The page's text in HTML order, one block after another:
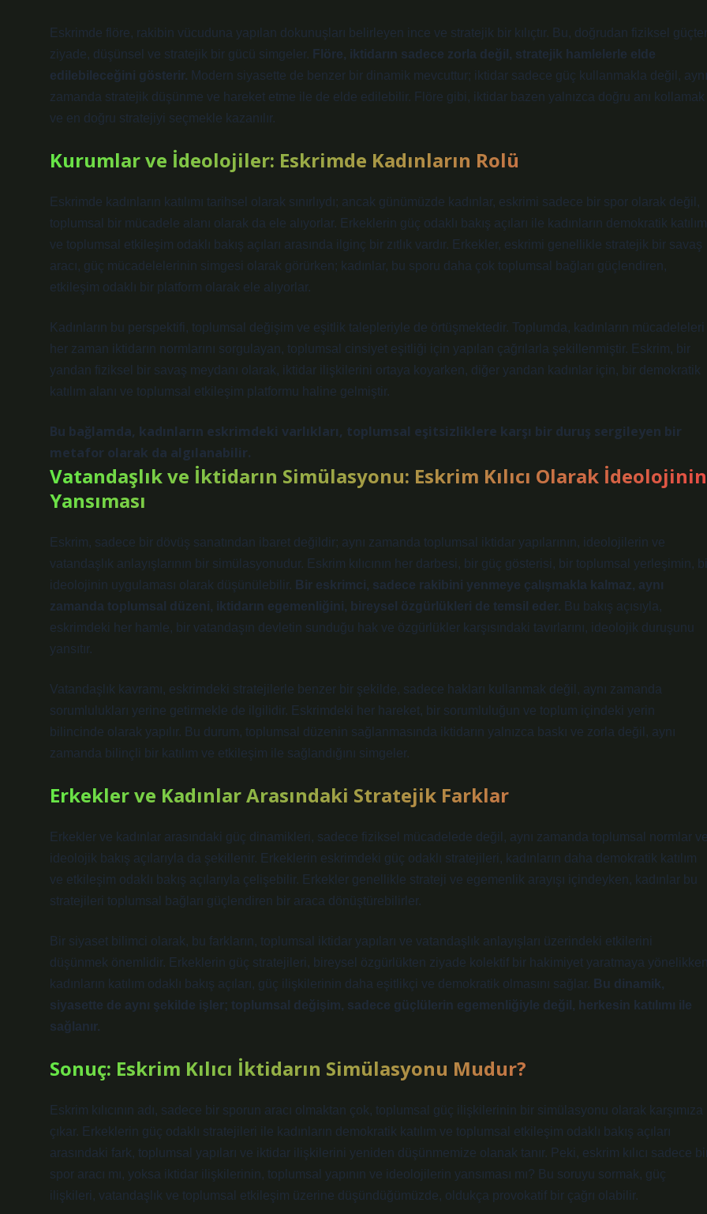
Eskrimde flöre, rakibin vücuduna yapılan dokunuşları belirleyen ince ve stratejik bir kılıçtır. Bu, doğrudan fiziksel
ziyade, düşünsel ve stratejik bir gücü simgeler. Flöre, iktidarın sadece zorla değil, stratejik hamlelerle elde
edilebileceğini gösterir. Modern siyasette de benzer bir dinamik mevcuttur; iktidar sadece güç kullanmakla değil, aynı
zamanda stratejik düşünme ve hareket etme ile de elde edilebilir. Flöre gibi, iktidar bazen yalnızca doğru anı kollamak
ve en doğru stratejiyi seçmekle kazanılır.
Kurumlar ve İdeolojiler: Eskrimde Kadınların Rolü
Eskrimde kadınların katılımı tarihsel olarak sınırlıydı; ancak günümüzde kadınlar, eskrimi sadece bir spor olarak değil,
toplumsal bir mücadele alanı olarak da ele alıyorlar. Erkeklerin güç odaklı bakış açıları ile kadınların demokratik katılım
ve toplumsal etkileşim odaklı bakış açıları arasında ilginç bir zıtlık vardır. Erkekler, eskrimi genellikle stratejik bir savaş
aracı, güç mücadelelerinin simgesi olarak görürken; kadınlar, bu sporu daha çok toplumsal bağları güçlendiren,
etkileşim odaklı bir platform olarak ele alıyorlar.
Kadınların bu perspektifi, toplumsal değişim ve eşitlik talepleriyle de örtüşmektedir. Toplumda, kadınların mücadeleleri
her zaman iktidarın normlarını sorgulayan, toplumsal cinsiyet eşitliği için yapılan çağrılarla şekillenmiştir. Eskrim, bir
yandan fiziksel bir savaş meydanı olarak, iktidar ilişkilerini ortaya koyarken, diğer yandan kadınlar için, bir demokratik
katılım alanı ve toplumsal etkileşim platformu haline gelmiştir.
Bu bağlamda, kadınların eskrimdeki varlıkları, toplumsal eşitsizliklere karşı bir duruş sergileyen bir
metafor olarak da algılanabilir.
Vatandaşlık ve İktidarın Simülasyonu: Eskrim Kılıcı Olarak İdeolojinin
Yansıması
Eskrim, sadece bir dövüş sanatından ibaret değildir; aynı zamanda toplumsal iktidar yapılarının, ideolojilerin ve
vatandaşlık anlayışlarının bir simülasyonudur. Eskrim kılıcının her darbesi, bir güç gösterisi, bir toplumsal yerleşimin,
ideolojinin uygulaması olarak düşünülebilir. Bir eskrimci, sadece rakibini yenmeye çalışmakla kalmaz, aynı
zamanda toplumsal düzeni, iktidarın egemenliğini, bireysel özgürlükleri de temsil eder. Bu bakış açısıyla,
eskrimdeki her hamle, bir vatandaşın devletin sunduğu hak ve özgürlükler karşısındaki tavırlarını, ideolojik duruşunu
yansıtır.
Vatandaşlık kavramı, eskrimdeki stratejilerle benzer bir şekilde, sadece hakları kullanmak değil, aynı zamanda
sorumlulukları yerine getirmekle de ilgilidir. Eskrimdeki her hareket, bir sorumluluğun ve toplum içindeki yerin
bilincinde olarak yapılır. Bu durum, toplumsal düzenin sağlanmasında iktidarın yalnızca baskı ve zorla değil, aynı
zamanda bilinçli bir katılım ve etkileşim ile sağlandığını simgeler.
Erkekler ve Kadınlar Arasındaki Stratejik Farklar
Erkekler ve kadınlar arasındaki güç dinamikleri, sadece fiziksel mücadelede değil, aynı zamanda toplumsal normlar
ideolojik bakış açılarıyla da şekillenir. Erkeklerin eskrimdeki güç odaklı stratejileri, kadınların daha demokratik katılım
ve etkileşim odaklı bakış açılarıyla çelişebilir. Erkekler genellikle strateji ve egemenlik arayışı içindeyken, kadınlar bu
stratejileri toplumsal bağları güçlendiren bir araca dönüştürebilirler.
Bir siyaset bilimci olarak, bu farkların, toplumsal iktidar yapıları ve vatandaşlık anlayışları üzerindeki etkilerini
düşünmek önemlidir. Erkeklerin güç stratejileri, bireysel özgürlükten ziyade kolektif bir hakimiyet yaratmaya
kadınların katılım odaklı bakış açıları, güç ilişkilerinin daha eşitlikçi ve demokratik olmasını sağlar. Bu dinamik,
siyasette de aynı şekilde işler; toplumsal değişim, sadece güçlülerin egemenliğiyle değil, herkesin katılımı ile
sağlanır.
Sonuç: Eskrim Kılıcı İktidarın Simülasyonu Mudur?
Eskrim kılıcının adı, sadece bir sporun aracı olmaktan çok, toplumsal güç ilişkilerinin bir simülasyonu olarak karşımıza
çıkar. Erkeklerin güç odaklı stratejileri ile kadınların demokratik katılım ve toplumsal etkileşim odaklı bakış açıları
arasındaki fark, toplumsal yapıları ve iktidar ilişkilerini yeniden düşünmemize olanak tanır. Peki, eskrim kılıcı sadece
spor aracı mı, yoksa iktidar ilişkilerinin, toplumsal yapının ve ideolojilerin yansıması mı? Bu soruyu sormak, güç
ilişkileri, vatandaşlık ve toplumsal etkileşim üzerine düşündüğümüzde, oldukça provokatif bir çağrı olabilir.